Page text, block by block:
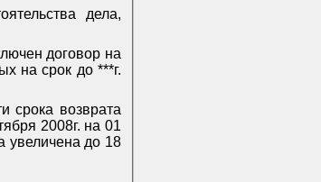
дела,
договор на
на срок до ***г.
срока возврата
2008г. на 01
увеличена до 18